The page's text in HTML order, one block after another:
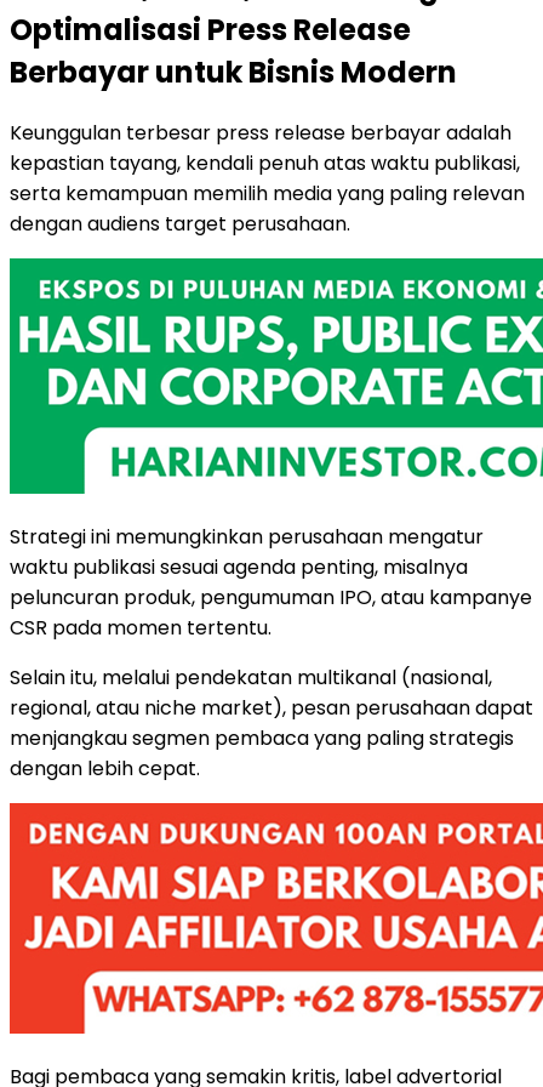
Optimalisasi Press Release
Berbayar untuk Bisnis Modern
Keunggulan terbesar press release berbayar adalah
kepastian tayang, kendali penuh atas waktu publikasi,
serta kemampuan memilih media yang paling relevan
dengan audiens target perusahaan.
Strategi ini memungkinkan perusahaan mengatur
waktu publikasi sesuai agenda penting, misalnya
peluncuran produk, pengumuman IPO, atau kampanye
CSR pada momen tertentu.
Selain itu, melalui pendekatan multikanal (nasional,
regional, atau niche market), pesan perusahaan dapat
menjangkau segmen pembaca yang paling strategis
dengan lebih cepat.
Bagi pembaca yang semakin kritis, label advertorial